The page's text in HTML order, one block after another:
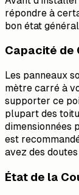
répondre à
bon état
Capacité de
Les panneaux
mètre carré à
supporter ce
plupart des
dimensionnées
est
avez des
État de la